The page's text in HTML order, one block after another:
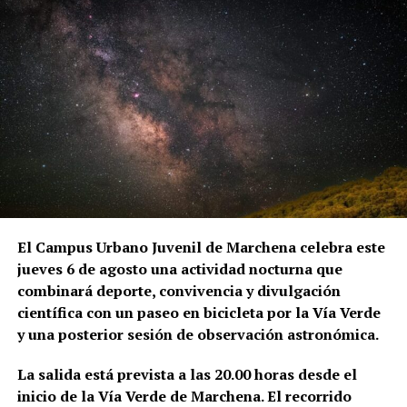
y cerámica vidriada.
El primer dato documental conocido sobre la
transformación aparece en 1567. Aquel año, Hernán
Ruiz II, maestro mayor del Arzobispado de Sevilla y
uno de los grandes arquitectos del Renacimiento
andaluz, viajó a Marchena para visitar las torres de
San Juan y San Miguel. El desplazamiento se realizó
por orden del provisor general del Arzobispado,
duró tres días y fue remunerado con 54 reales. La
anotación se conserva en el Libro de Cuentas de
Fábrica de la parroquia de San Juan.
Sin embargo, el historiador del arte Alfredo J.
Morales advierte de que la brevedad del documento
impide conocer el alcance exacto de aquella
—«visitar la torre de San Juan e San Miguel»— podría
referirse tanto a la preparación de una obra como a
El Campus Urbano Juvenil de Marchena celebra este
jueves 6 de agosto una actividad nocturna que
combinará deporte, convivencia y divulgación
científica con un paseo en bicicleta por la Vía Verde
y una posterior sesión de observación astronómica.
La salida está prevista a las 20.00 horas desde el
inicio de la Vía Verde de Marchena. El recorrido